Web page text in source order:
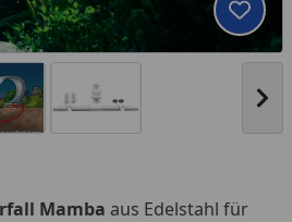
Mamba aus Edelstahl für